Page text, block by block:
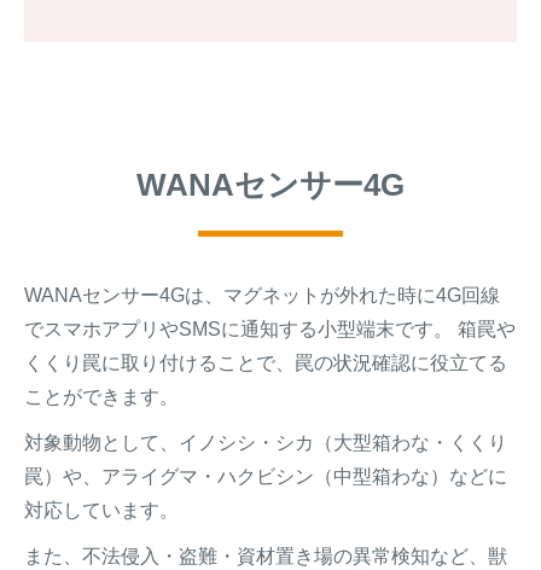
WANAセンサー4G
WANAセンサー4Gは、マグネットが外れた時に4G回線
でスマホアプリやSMSに通知する小型端末です。 箱罠や
くくり罠に取り付けることで、罠の状況確認に役立てる
ことができます。
対象動物として、イノシシ・シカ（大型箱わな・くくり
罠）や、アライグマ・ハクビシン（中型箱わな）などに
対応しています。
また、不法侵入・盗難・資材置き場の異常検知など、獣